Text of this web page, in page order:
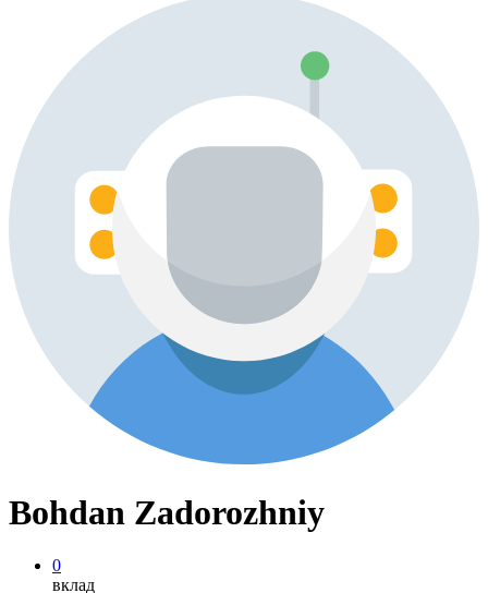
Bohdan Zadorozhniy
0
вклад